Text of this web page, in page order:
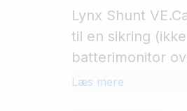
Lynx Shunt
til en sikring
batterimonitor
Brug en GX-
Læs mere